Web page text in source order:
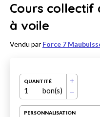
Cours collectif
à voile
Vendu par Force 7
QUANTITÉ
1 bon(s)
PERSONNALISATION